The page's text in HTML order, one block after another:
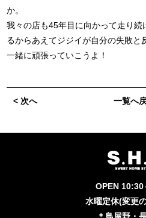
か。
我々の店も45年目に向かって走り
るからあえてジジイが自分の失敗と
一緒に頑張っていこうよ！
< 次へ 一覧へ
OPEN 10:30
水曜定休(変更